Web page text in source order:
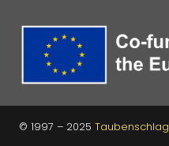
© 1997 – 2025 Taubenschlag